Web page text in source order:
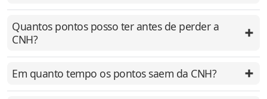
Quantos pontos posso ter antes de perder a
CNH?
Em quanto tempo os pontos saem da CNH?